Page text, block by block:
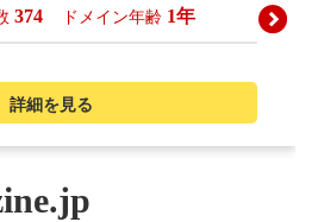
詳細を見る
374 ドメイン年齢 1年